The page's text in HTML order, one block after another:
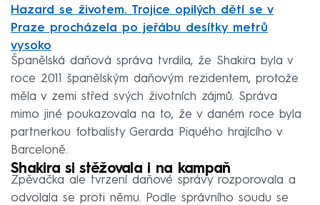
Hazard se životem. Trojice opilých dětí se v
Praze procházela po jeřábu desítky metrů
vysoko
Španělská daňová správa tvrdila, že Shakira byla v
roce 2011 španělským daňovým rezidentem, protože
měla v zemi střed svých životních zájmů. Správa
mimo jiné poukazovala na to, že v daném roce byla
partnerkou fotbalisty Gerarda Piquého hrajícího v
Barceloně.
Shakira si stěžovala i na kampaň
Zpěvačka ale tvrzení daňové správy rozporovala a
odvolala se proti němu. Podle správního soudu se